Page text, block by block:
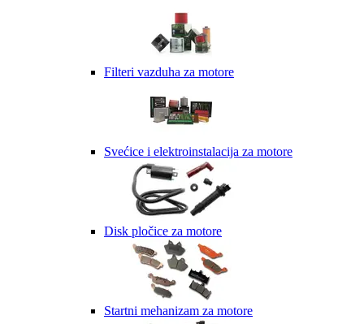
Filteri vazduha za motore
Svećice i elektroinstalacija za motore
Disk pločice za motore
Startni mehanizam za motore